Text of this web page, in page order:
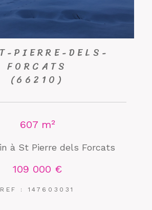
PIERRE-DELS-
FORCATS
(66210)
607 m²
à St Pierre dels Forcats
109 000 €
REF : 147603031